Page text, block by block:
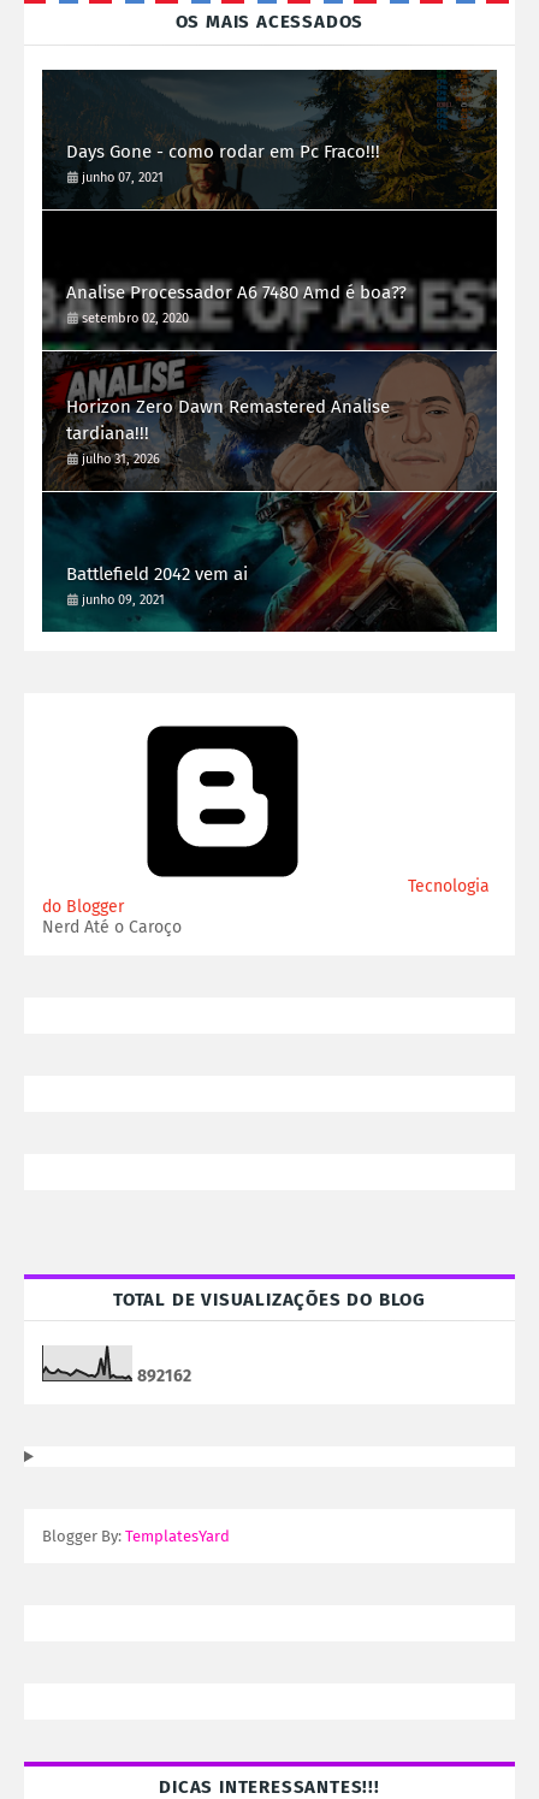
OS MAIS ACESSADOS
Days Gone - como rodar em Pc Fraco!!!
junho 07, 2021
Analise Processador A6 7480 Amd é boa??
setembro 02, 2020
Horizon Zero Dawn Remastered Analise
tardiana!!!
julho 31, 2026
Battlefield 2042 vem ai
junho 09, 2021
Tecnologia
do Blogger
Nerd Até o Caroço
TOTAL DE VISUALIZAÇÕES DO BLOG
892162
Blogger By: TemplatesYard
DICAS INTERESSANTES!!!